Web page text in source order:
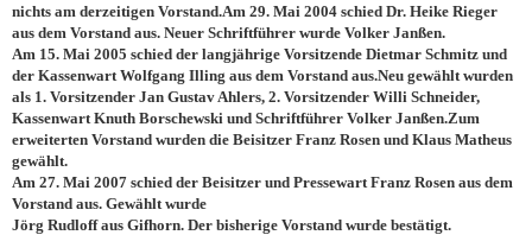
nichts am derzeitigen Vorstand.Am 29. Mai 2004 schied Dr. Heike Rieger
aus dem Vorstand aus. Neuer Schriftführer wurde Volker Janßen.
Am 15. Mai 2005 schied der langjährige Vorsitzende Dietmar Schmitz und
der Kassenwart Wolfgang Illing aus dem Vorstand aus.Neu gewählt wurden
als 1. Vorsitzender Jan Gustav Ahlers, 2. Vorsitzender Willi Schneider,
Kassenwart Knuth Borschewski und Schriftführer Volker Janßen.Zum
erweiterten Vorstand wurden die Beisitzer Franz Rosen und Klaus Matheus
gewählt.
Am 27. Mai 2007 schied der Beisitzer und Pressewart Franz Rosen aus dem
Vorstand aus. Gewählt wurde
Jörg Rudloff aus Gifhorn. Der bisherige Vorstand wurde bestätigt.